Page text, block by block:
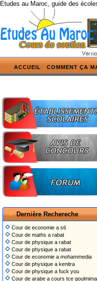
Etudes au Maroc, guide des
ACCUEIL COMMENT ÇA
Dernière Rechereche
Cour de economie a s6
Cour de maths a rabat
Cour de physique a rabat
Cour de physique a rabat
Cour de economie a mohammedia
Cour de physique a kenitra
Cour de physique a fuck you
Cour de arabe a cours tce goulmima